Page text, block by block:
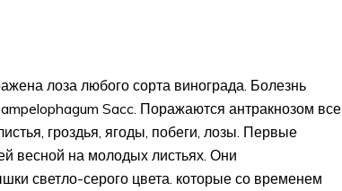
лоза любого сорта винограда. Болезнь
Sacc. Поражаются антракнозом все
гроздья, ягоды, побеги, лозы. Первые
весной на молодых листьях. Они
светло-серого цвета. которые со временем